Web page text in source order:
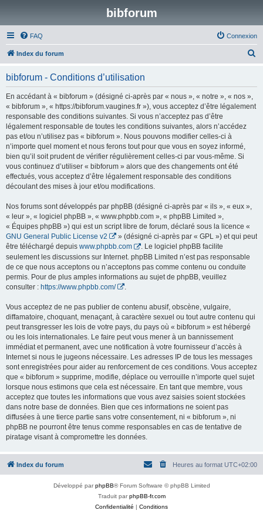
bibforum
FAQ Connexion
Index du forum
bibforum - Conditions d’utilisation
En accédant à « bibforum » (désigné ci-après par « nous », « notre », « nos »,
« bibforum », « https://bibforum.vaugines.fr »), vous acceptez d’être légalement
responsable des conditions suivantes. Si vous n’acceptez pas d’être
légalement responsable de toutes les conditions suivantes, alors n’accédez
pas et/ou n’utilisez pas « bibforum ». Nous pouvons modifier celles-ci à
n’importe quel moment et nous ferons tout pour que vous en soyez informé,
bien qu’il soit prudent de vérifier régulièrement celles-ci par vous-même. Si
vous continuez d’utiliser « bibforum » alors que des changements ont été
effectués, vous acceptez d’être légalement responsable des conditions
découlant des mises à jour et/ou modifications.
Nos forums sont développés par phpBB (désigné ci-après par « ils », « eux »,
« leur », « logiciel phpBB », « www.phpbb.com », « phpBB Limited »,
« Équipes phpBB ») qui est un script libre de forum, déclaré sous la licence «
GNU General Public License v2
» (désigné ci-après par « GPL ») et qui peut
être téléchargé depuis www.phpbb.com
. Le logiciel phpBB facilite
seulement les discussions sur Internet. phpBB Limited n’est pas responsable
de ce que nous acceptons ou n’acceptons pas comme contenu ou conduite
permis. Pour de plus amples informations au sujet de phpBB, veuillez
consulter : https://www.phpbb.com/
Vous acceptez de ne pas publier de contenu abusif, obscène, vulgaire,
diffamatoire, choquant, menaçant, à caractère sexuel ou tout autre contenu qui
peut transgresser les lois de votre pays, du pays où « bibforum » est hébergé
ou les lois internationales. Le faire peut vous mener à un bannissement
immédiat et permanent, avec une notification à votre fournisseur d’accès à
Internet si nous le jugeons nécessaire. Les adresses IP de tous les messages
sont enregistrées pour aider au renforcement de ces conditions. Vous acceptez
que « bibforum » supprime, modifie, déplace ou verrouille n’importe quel sujet
lorsque nous estimons que cela est nécessaire. En tant que membre, vous
acceptez que toutes les informations que vous avez saisies soient stockées
dans notre base de données. Bien que ces informations ne soient pas
diffusées à une tierce partie sans votre consentement, ni « bibforum », ni
phpBB ne pourront être tenus comme responsables en cas de tentative de
piratage visant à compromettre les données.
Index du forum Heures au format UTC+02:00
Développé parphpBB® Forum Software © phpBB Limited
Traduit parphpBB-fr.com
Confidentialité | Conditions